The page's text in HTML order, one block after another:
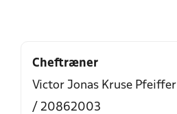
Cheftræner
Victor Jonas Kruse Pfeiffer
/ 20862003